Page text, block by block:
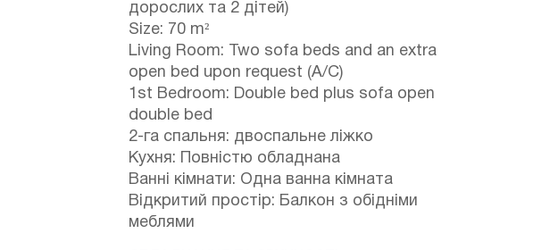
дорослих та 2 дітей)
Size: 70 m²
Living Room: Two sofa beds and an extra
open bed upon request (A/C)
1st Bedroom: Double bed plus sofa open
double bed
2-га спальня: двоспальне ліжко
Кухня: Повністю обладнана
Ванні кімнати: Одна ванна кімната
Відкритий простір: Балкон з обідніми
меблями